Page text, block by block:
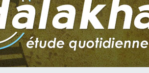
2 personnes viennent de nous